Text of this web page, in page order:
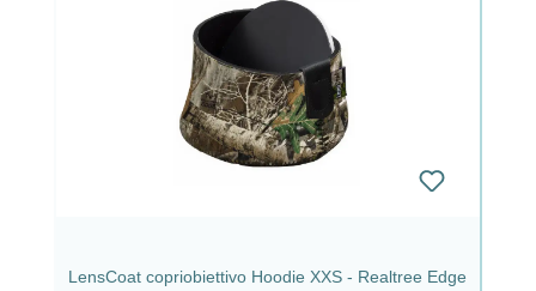
LensCoat copriobiettivo Hoodie XXS - Realtree Edge